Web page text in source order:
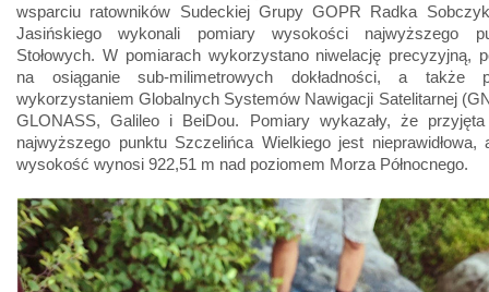
wsparciu ratowników Sudeckiej Grupy GOPR Radka
Jasińskiego wykonali pomiary wysokości najwyższego
Stołowych. W pomiarach wykorzystano niwelację precyzyjną,
na osiąganie sub-milimetrowych dokładności, a także
wykorzystaniem Globalnych Systemów Nawigacji Satelitarnej
GLONASS, Galileo i BeiDou. Pomiary wykazały, że
najwyższego punktu Szczelińca Wielkiego jest nieprawidłowa,
wysokość wynosi 922,51 m nad poziomem Morza Północnego.